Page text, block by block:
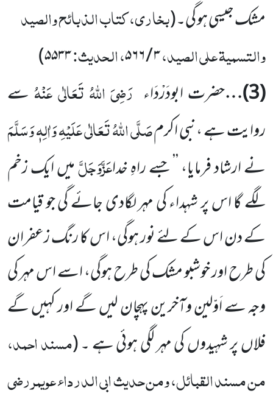
مشک جیسی ہو گی۔(بخاری، کتاب الذبائح والصید
والتسمیۃ علی الصید،۳/۵۶۶، الحدیث:۵۵۳۳)
(
3
)…حضرت ابودَرْدَاء رَضِیَ اللہُ تَعَالٰی عَنْہُسے
روایت ہے ،نبی اکرمصَلَّی اللہُ تَعَالٰی عَلَیْہِ وَاٰلِہٖ وَسَلَّمَ
نے ارشاد فرمایا، ’’ جسےراہِ خداعَزَّوَجَلَّمیں ایک زخم
لگے گا اس پر شہداء کی مہر لگادی جائے گی جو قیامت
کے دن اس کے لئے نور ہوگی، اس کا رنگ زعفران
کی طرح اور خوشبو مشک کی طرح ہوگی، اسے اس مہر کی
وجہ سے اَوّلین وآخرین پہچان لیں گے اور کہیں گے
فلاں پر شہیدوں کی مہر لگی ہوئی ہے ۔(مسند احمد،
من مسند القبائل، ومن حدیث ابی الدرداء عویمر رضی